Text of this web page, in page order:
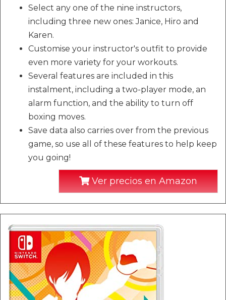
Select any one of the nine instructors,
including three new ones: Janice, Hiro and
Karen.
Customise your instructor's outfit to provide
even more variety for your workouts.
Several features are included in this
instalment, including a two-player mode, an
alarm function, and the ability to turn off
boxing moves.
Save data also carries over from the previous
game, so use all of these features to help keep
you going!
Ver precios en Amazon